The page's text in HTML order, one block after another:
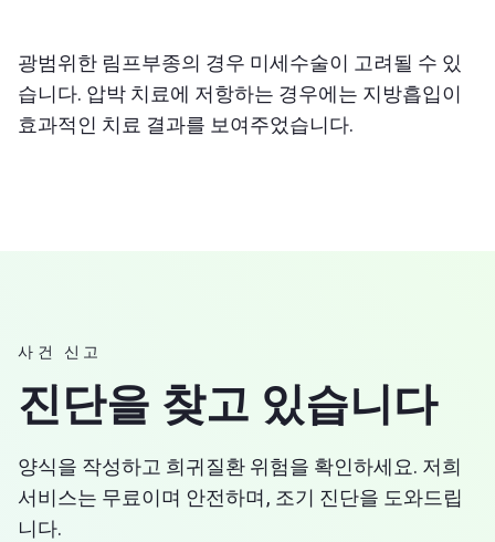
광범위한 림프부종의 경우 미세수술이 고려될 수 있
습니다. 압박 치료에 저항하는 경우에는 지방흡입이
효과적인 치료 결과를 보여주었습니다.
사건 신고
진단을 찾고 있습니다
양식을 작성하고 희귀질환 위험을 확인하세요. 저희
서비스는 무료이며 안전하며, 조기 진단을 도와드립
니다.